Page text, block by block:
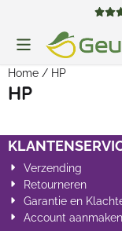
Cookievoorkeuren
Home / HP
HP
Verzending
Retourneren
Garantie en
Account aanmaken